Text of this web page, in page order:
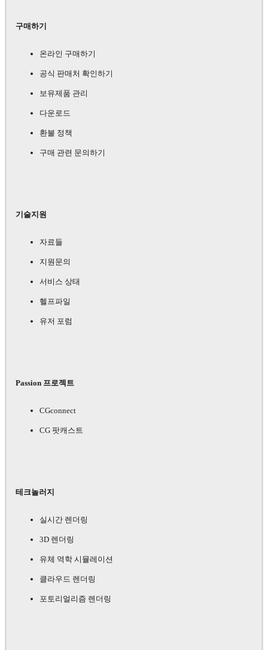
구매하기
온라인 구매하기
공식 판매처 확인하기
보유제품 관리
다운로드
환불 정책
구매 관련 문의하기
기술지원
자료들
지원문의
서비스 상태
헬프파일
유저 포럼
Passion 프로젝트
CGconnect
CG 팟캐스트
테크놀러지
실시간 렌더링
3D 렌더링
유체 역학 시뮬레이션
클라우드 렌더링
포토리얼리즘 렌더링